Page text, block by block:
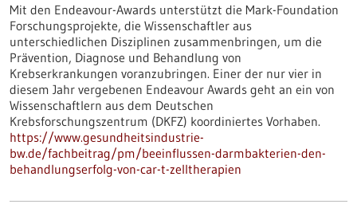
Mit den Endeavour-Awards unterstützt die Mark-Foundation
Forschungsprojekte, die Wissenschaftler aus
unterschiedlichen Disziplinen zusammenbringen, um die
Prävention, Diagnose und Behandlung von
Krebserkrankungen voranzubringen. Einer der nur vier in
diesem Jahr vergebenen Endeavour Awards geht an ein von
Wissenschaftlern aus dem Deutschen
Krebsforschungszentrum (DKFZ) koordiniertes Vorhaben.
https://www.gesundheitsindustrie-
bw.de/fachbeitrag/pm/beeinflussen-darmbakterien-den-
behandlungserfolg-von-car-t-zelltherapien